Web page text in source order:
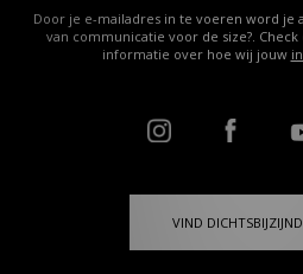
Door je e-mailadres in te voeren word je
van communicatie voor de size?.
informatie over hoe wij jouw
VIND